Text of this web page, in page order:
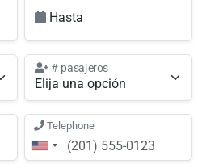
Hasta
# pasajeros
Telephone